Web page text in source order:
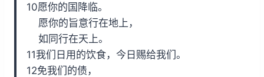
10愿你的国降临。
愿你的旨意行在地上，
如同行在天上。
11我们日用的饮食，今日赐给我们。
12免我们的债，